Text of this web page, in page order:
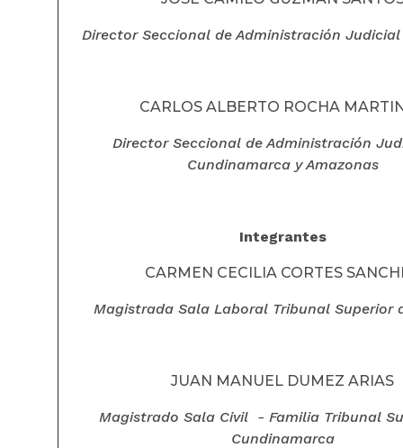
Director Seccional de Administración
CARLOS ALBERTO ROCHA
Director Seccional de Administración
Cundinamarca y Amazonas
Integrantes
CARMEN CECILIA CORTES
Magistrada Sala Laboral Tribunal Superior
JUAN MANUEL DUMEZ ARIAS
Magistrado Sala Civil - Familia Tribunal
Cundinamarca